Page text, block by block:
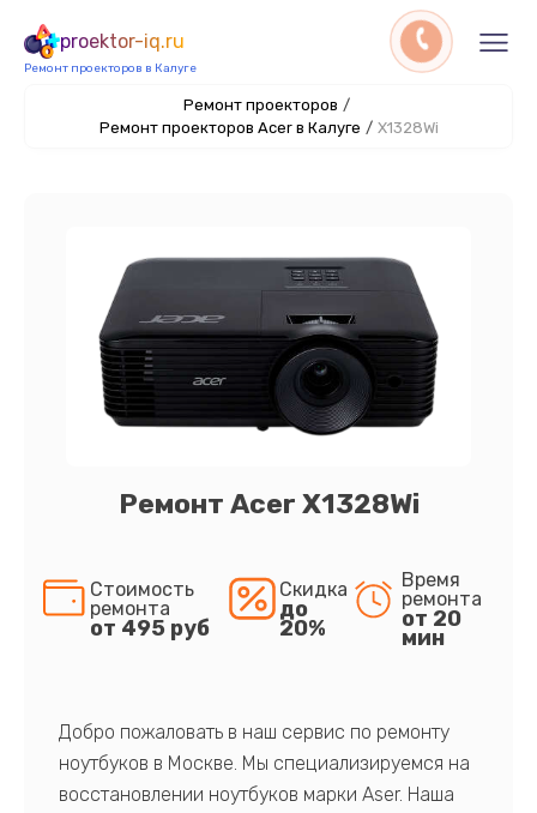
proektor-iq.ru
Ремонт проекторов в Калуге
Ремонт проекторов /
Ремонт проекторов Acer в Калуге / X1328Wi
Ремонт Acer X1328Wi
Стоимость
ремонта
от 495 руб
Скидка
до
20%
Время
ремонта
от 20
мин
Добро пожаловать в наш сервис по ремонту
ноутбуков в Москве. Мы специализируемся на
восстановлении ноутбуков марки Aser. Наша